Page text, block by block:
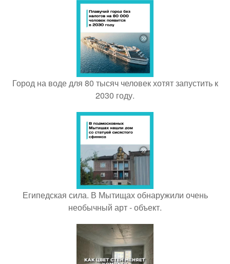
Город на воде для 80 тысяч человек хотят запустить к
2030 году.
Египедская сила. В Мытищах обнаружили очень
необычный арт - объект.